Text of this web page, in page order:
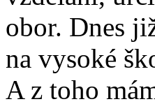
obor. Dnes
na vysoké
A z toho